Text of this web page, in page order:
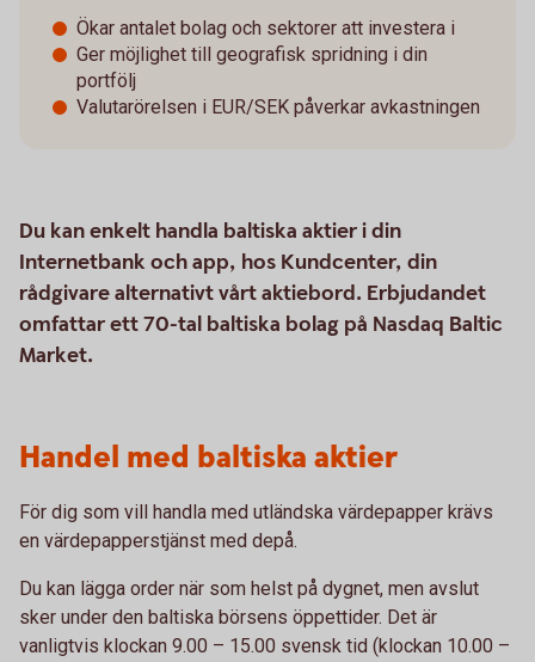
Ökar antalet bolag och sektorer att investera i
Ger möjlighet till geografisk spridning i din
portfölj
Valutarörelsen i EUR/SEK påverkar avkastningen
Du kan enkelt handla baltiska aktier i din
Internetbank och app, hos Kundcenter, din
rådgivare alternativt vårt aktiebord. Erbjudandet
omfattar ett 70-tal baltiska bolag på Nasdaq Baltic
Market.
Handel med baltiska aktier
För dig som vill handla med utländska värdepapper krävs
en värdepapperstjänst med depå.
Du kan lägga order när som helst på dygnet, men avslut
sker under den baltiska börsens öppettider. Det är
vanligtvis klockan 9.00 – 15.00 svensk tid (klockan 10.00 –